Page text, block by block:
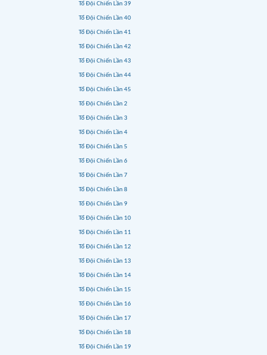
Tổ Đội Chiến Lần 39
Tổ Đội Chiến Lần 40
Tổ Đội Chiến Lần 41
Tổ Đội Chiến Lần 42
Tổ Đội Chiến Lần 43
Tổ Đội Chiến Lần 44
Tổ Đội Chiến Lần 45
Tổ Đội Chiến Lần 2
Tổ Đội Chiến Lần 3
Tổ Đội Chiến Lần 4
Tổ Đội Chiến Lần 5
Tổ Đội Chiến Lần 6
Tổ Đội Chiến Lần 7
Tổ Đội Chiến Lần 8
Tổ Đội Chiến Lần 9
Tổ Đội Chiến Lần 10
Tổ Đội Chiến Lần 11
Tổ Đội Chiến Lần 12
Tổ Đội Chiến Lần 13
Tổ Đội Chiến Lần 14
Tổ Đội Chiến Lần 15
Tổ Đội Chiến Lần 16
Tổ Đội Chiến Lần 17
Tổ Đội Chiến Lần 18
Tổ Đội Chiến Lần 19